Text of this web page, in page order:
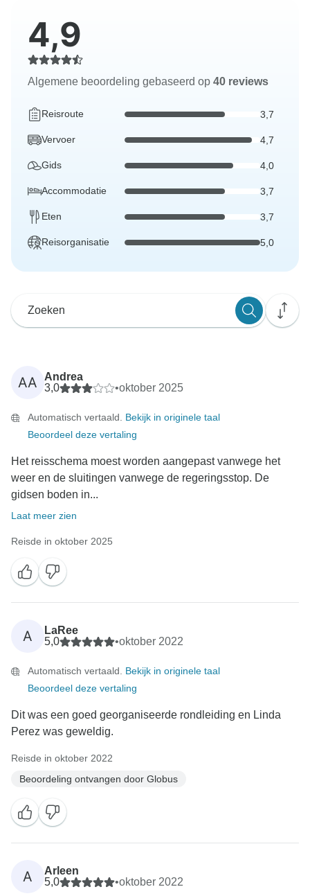
4,9
Algemene beoordeling gebaseerd op 40 reviews
Reisroute 3,7
Vervoer 4,7
Gids 4,0
Accommodatie 3,7
Eten 3,7
Reisorganisatie 5,0
AA
Andrea
3,0
•oktober 2025
Automatisch vertaald. Bekijk in originele taal
Beoordeel deze vertaling
Het reisschema moest worden aangepast vanwege het
weer en de sluitingen vanwege de regeringsstop. De
gidsen boden in...
Laat meer zien
Reisde in oktober 2025
A
LaRee
5,0
•oktober 2022
Automatisch vertaald. Bekijk in originele taal
Beoordeel deze vertaling
Dit was een goed georganiseerde rondleiding en Linda
Perez was geweldig.
Reisde in oktober 2022
Beoordeling ontvangen door Globus
A
Arleen
5,0
•oktober 2022